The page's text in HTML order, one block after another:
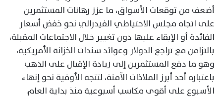
أضعف من توقعات الأسواق، ما عزز رهانات المستثمرين
على اتجاه مجلس الاحتياطي الفيدرالي نحو خفض أسعار
الفائدة أو الإبقاء عليها دون تغيير خلال الاجتماعات المقبلة،
بالتزامن مع تراجع الدولار وعوائد سندات الخزانة الأمريكية،
وهو ما دفع المستثمرين إلى زيادة الإقبال على الذهب
باعتباره أحد أبرز الملاذات الآمنة، لتتجه الأوقية نحو إنهاء
الأسبوع على أقوى مكاسب أسبوعية منذ بداية العام.